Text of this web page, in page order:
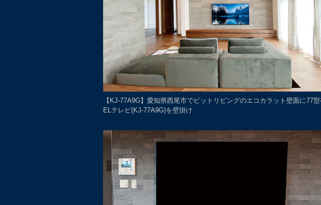
【KJ-77A9G】愛知県西尾市でピットリビングのエコカラット壁面に77
ELテレビ(KJ-77A9G)を壁掛け